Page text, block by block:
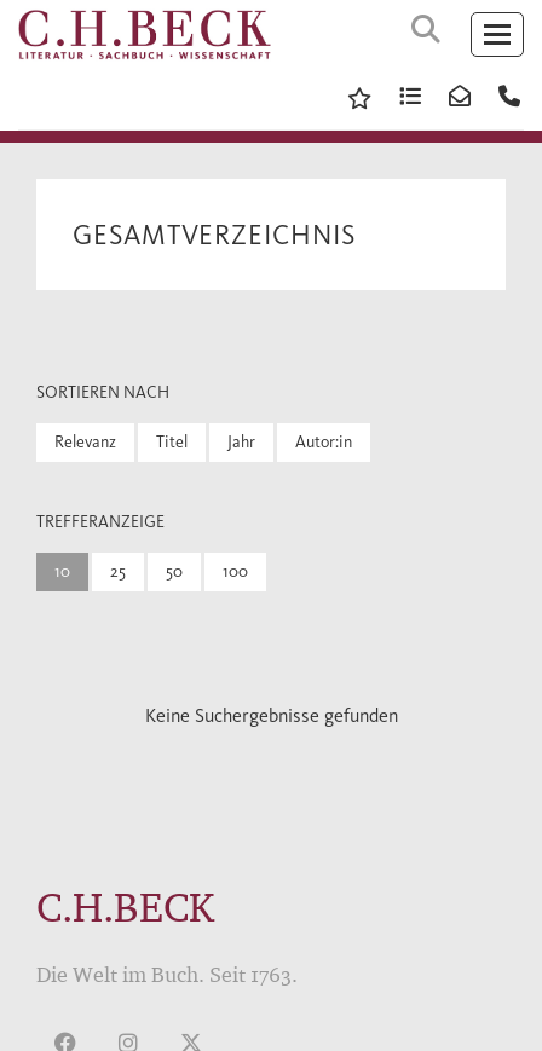
GESAMTVERZEICHNIS
SORTIEREN NACH
Relevanz Titel Jahr Autor:in
TREFFERANZEIGE
10 25 50 100
Keine Suchergebnisse gefunden
C.H.BECK
Die Welt im Buch. Seit 1763.